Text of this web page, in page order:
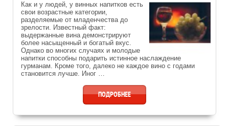
Как и у людей, у винных напитков есть
свои возрастные категории,
разделяемые от младенчества до
зрелости. Известный факт:
выдержанные вина демонстрируют
более насыщенный и богатый вкус.
Однако во многих случаях и молодые
напитки способны подарить истинное наслаждение
гурманам. Кроме того, далеко не каждое вино с годами
становится лучше. Иног …
ПОДРОБНЕЕ